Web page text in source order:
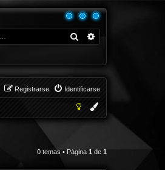
Buscar
Identificarse
Registrarse
0 temas • Página 1 de 1